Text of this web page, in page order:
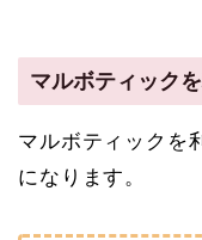
マルボティック
マルボティックを
になります。